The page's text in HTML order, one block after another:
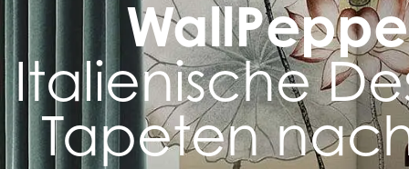
Italienische
Tapeten